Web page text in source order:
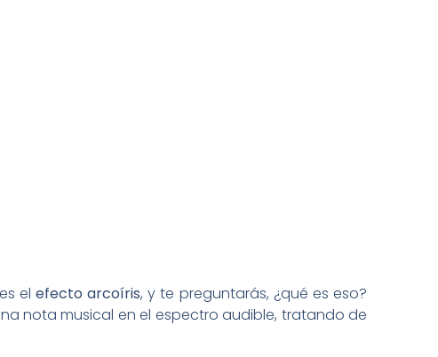
el efecto arcoíris, y te preguntarás, ¿qué es eso?
nota musical en el espectro audible, tratando de